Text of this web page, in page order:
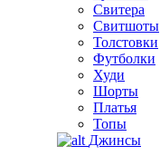
Свитера
Свитшоты
Толстовки
Футболки
Худи
Шорты
Платья
Топы
Джинсы